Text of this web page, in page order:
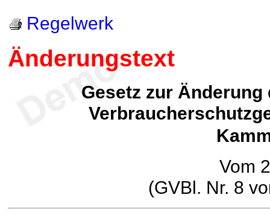
Regelwerk
Änderungstext
Gesetz zur
Vom
(GVBl. Nr. 8